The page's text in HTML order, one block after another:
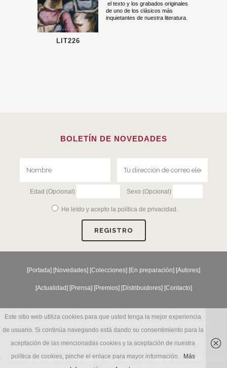
LIT226
el texto y los grabados originales
de uno de los clásicos más
inquietantes de nuestra literatura.
BOLETÍN DE NOVEDADES
Edad (Opcional) Sexo (Opcional)
He leído y acepto la política de privacidad .
[Portada] [Novedades] [Colecciones] [En preparación] [Autores]
[Actualidad] [Prensa] [Premios] [Distribuidores] [Contacto]
Generales ]
© Reino de Cordelia S.L. Agustín de Betancourt 25, 6º, puerta 13 - 28003 Madrid
Este sitio web utiliza cookies para que usted tenga la mejor experiencia
de usuario. Si continúa navegando está dando su consentimiento para la
aceptación de las mencionadas cookies y la aceptación de nuestra
política de cookies, pinche el enlace para mayor información.
Más